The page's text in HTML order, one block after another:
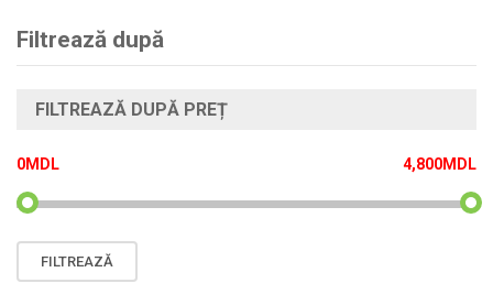
Filtrează după
FILTREAZĂ DUPĂ PREȚ
Preț
PrețFILTREAZĂ
0MDL 4,800MDL